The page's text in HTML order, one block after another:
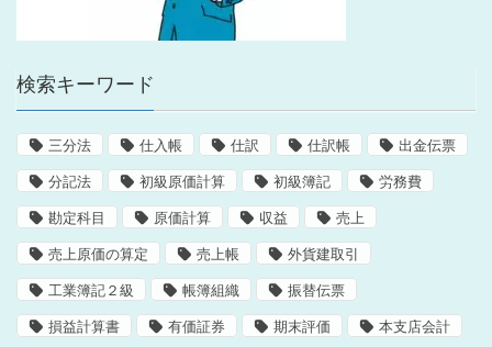
検索キーワード
三分法 仕入帳 仕訳 仕訳帳 出金伝票
分記法 初級原価計算 初級簿記 労務費
勘定科目 原価計算 収益 売上
売上原価の算定 売上帳 外貨建取引
工業簿記２級 帳簿組織 振替伝票
損益計算書 有価証券 期末評価 本支店会計